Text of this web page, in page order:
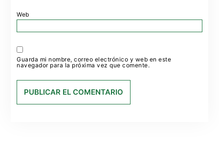
Web
Guarda mi nombre, correo electrónico y web en este
navegador para la próxima vez que comente.